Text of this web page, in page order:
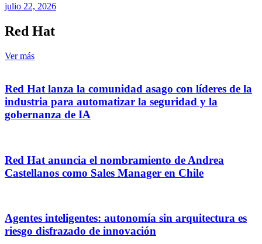
julio 22, 2026
Red Hat
Ver más
Red Hat lanza la comunidad asago con líderes de la
industria para automatizar la seguridad y la
gobernanza de IA
Red Hat anuncia el nombramiento de Andrea
Castellanos como Sales Manager en Chile
Agentes inteligentes: autonomía sin arquitectura es
riesgo disfrazado de innovación